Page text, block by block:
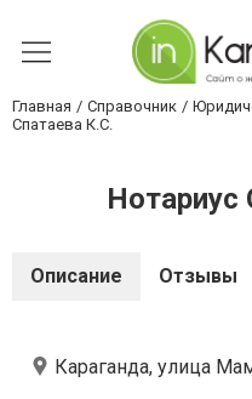
Главная Справочник
Спатаева К.С.
Нотариус
Описание Отзывы
Караганда, улица